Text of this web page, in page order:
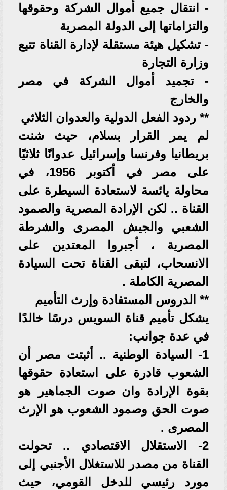
- انتقال جميع أموال الشركة وحقوقها
والتزاماتها إلى الدولة المصرية
- تشكيل هيئة مستقلة لإدارة القناة تتبع
وزارة التجارة
- تجميد أموال الشركة في مصر
والخارج
** ردود الفعل الدولية والعدوان الثلاثي
لم يمر القرار بسلام، حيث شنت
بريطانيا وفرنسا وإسرائيل عدوانًا ثلاثيًا
على مصر في أكتوبر 1956، في
محاولة يائسة لاستعادة السيطرة على
القناة .. لكن الإرادة المصرية والصمود
الشعبي والجيش المصرى والشرطة
المصرية ، أجبروا المعتدين على
الانسحاب، لتبقى القناة تحت السيادة
المصرية الكاملة .
** الدروس المستفادة وإرث التأميم
يشكل تأميم قناة السويس درسًا خالدًا
في عدة جوانب:
1- السيادة الوطنية .. أثبتت مصر أن
الشعوب قادرة على استعادة حقوقها
بقوة الإرادة وان صوت الجماهير هو
صوت الحق وصمود الشعوب هو الإرث
المصرى .
2- الاستقلال الاقتصادي .. تحولت
القناة من مصدر للاستغلال الأجنبي إلى
مورد رئيسي للدخل القومي، حيث